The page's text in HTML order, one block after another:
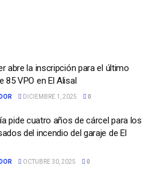
abre la inscripción para el último
85 VPO en El Alisal
DICIEMBRE 1, 2025 0
pide cuatro años de cárcel para los
del incendio del garaje de El
OCTUBRE 30, 2025 0